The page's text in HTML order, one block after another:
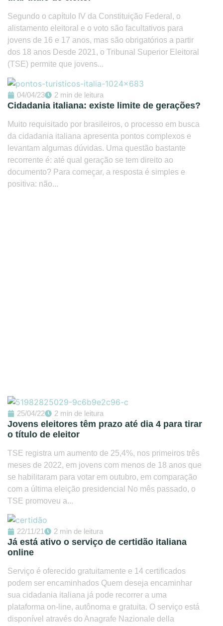
Segundo o capítulo IV da Constituição Federal, o
alistamento eleitoral e o voto são facultativos para
jovens de 16 e 17 anos, mas são obrigatórios a partir
dos 18 anos Desde 2021, o Tribunal Superior Eleitoral
(TSE) permite que jovens...
04/04/23 2 min de leitura
Cidadania italiana: existe limite de gerações?
Muito requisitado por brasileiros, o processo em busca
da cidadania italiana apresenta pontos complexos e
levantam algumas dúvidas. Uma questão bastante
recorrente é: até qual geração se tem direito ao
documento? Para começar, a resposta é simples e
positiva: não...
25/04/22 2 min de leitura
Jovens eleitores têm prazo até dia 4 para tirar
o título de eleitor
TSE registra um aumento de 25,4%, nos primeiros três
meses de 2022, em jovens com menos de 18 anos que
se habilitaram para votar em outubro, em comparação
com a última eleição presidencial No mês passado, o
TSE promoveu a...
22/11/21 2 min de leitura
Já está ativo o serviço de certidão italiana
online
Serviço é oferecido gratuitamente e 14 certificados
podem ser encaminhados Quem deseja encaminhar
sua cidadania italiana já pode recorrer a uma
plataforma on-line, autônoma e gratuita. O serviço está
disponível através do Anagrafe Nazionale della